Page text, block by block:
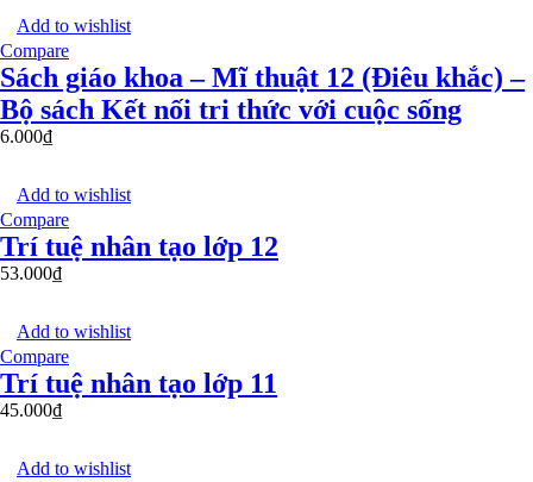
Add to wishlist
Compare
Sách giáo khoa – Mĩ thuật 12 (Điêu khắc) –
Bộ sách Kết nối tri thức với cuộc sống
6.000₫
Add to wishlist
Compare
Trí tuệ nhân tạo lớp 12
53.000₫
Add to wishlist
Compare
Trí tuệ nhân tạo lớp 11
45.000₫
Add to wishlist